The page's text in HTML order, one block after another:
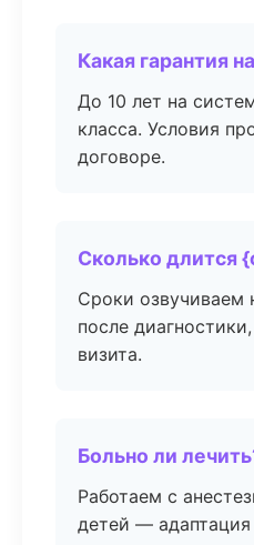
Какая гарантия
До 10 лет на
класса. Условия
договоре.
Сколько длится
Сроки озвучиваем
после
визита.
Больно ли
Работаем с
детей — адаптация